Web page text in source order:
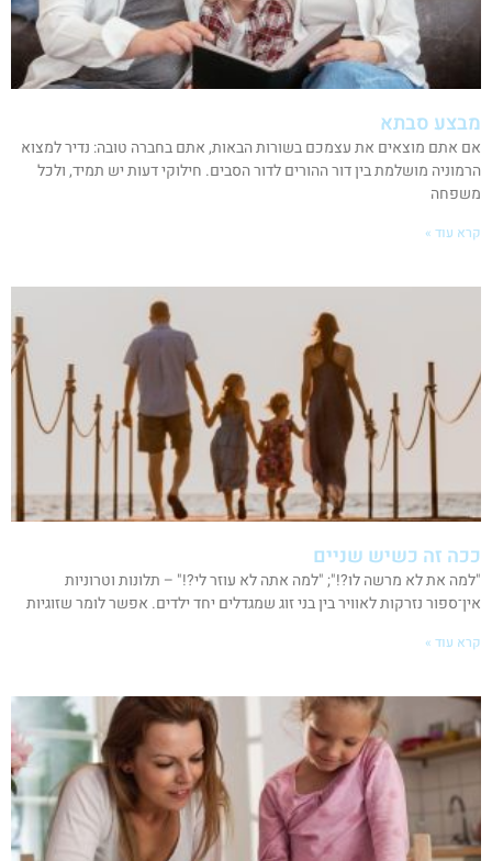
מבצע סבתא
אם אתם מוצאים את עצמכם בשורות הבאות, אתם בחברה טובה: נדיר למצוא
הרמוניה מושלמת בין דור ההורים לדור הסבים. חילוקי דעות יש תמיד, ולכל
משפחה
קרא עוד »
ככה זה כשיש שניים
"למה את לא מרשה לו?!"; "למה אתה לא עוזר לי?!" – תלונות וטרוניות
אין־ספור נזרקות לאוויר בין בני זוג שמגדלים יחד ילדים. אפשר לומר שזוגיות
קרא עוד »